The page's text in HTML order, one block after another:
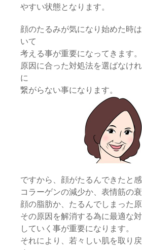
やすい状態となります。
顔のたるみが気になり始めた時
いて
考える事が重要になってきます。
原因に合った対処法を選ばなけ
に
繋がらない事になります。
ですから、顔がたるんできたと
コラーゲンの減少か、表情筋の
顔の脂肪か、たるんでしまった原
その原因を解消する為に最適な
していく事が重要になります。
それにより、若々しい肌を取り